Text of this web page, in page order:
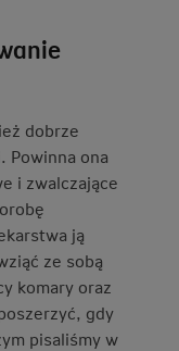
dobrze
Powinna ona
i zwalczające
ją
ze sobą
komary oraz
gdy
pisaliśmy w